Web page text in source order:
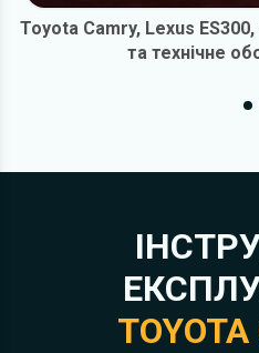
Toyota Camry, Lexus
та технічне